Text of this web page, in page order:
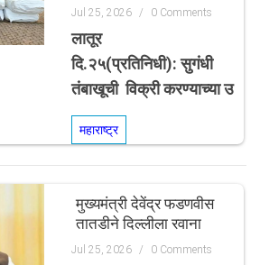
Jul 25, 2026 / 0 Comments
लातूर
दि.२५(प्रतिनिधी): सुगंधी
तंबाखूची विक्री करण्याच्या उ
महाराष्ट्र
मुख्यमंत्री देवेंद्र फडणवीस
तातडीने दिल्लीला रवाना
Jul 25, 2026 / 0 Comments